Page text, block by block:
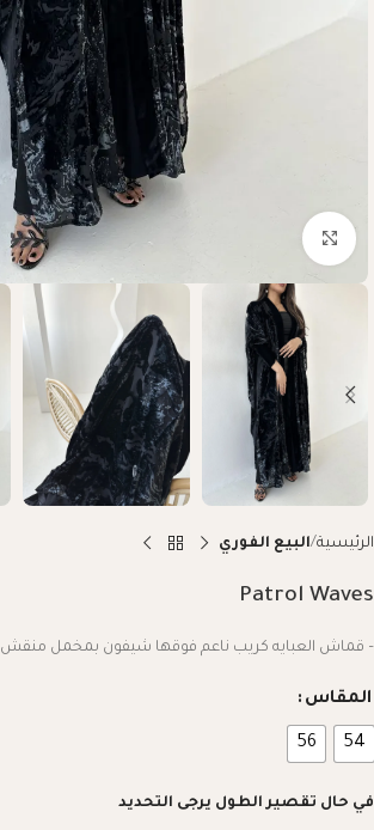
الرئيسية البيع الفوري
Patrol Waves
– قماش العبايه كريب ناعم فوقها شيفون بمخمل منقش
المقاس
54
56
في حال تقصير الطول يرجى التحديد